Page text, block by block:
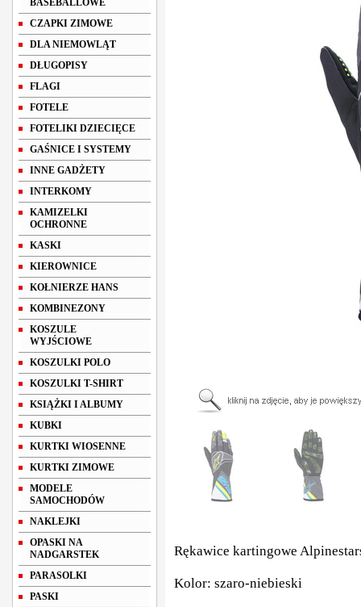
BASEBALLOWE
CZAPKI ZIMOWE
DLA NIEMOWLĄT
DŁUGOPISY
FLAGI
FOTELE
FOTELIKI DZIECIĘCE
GAŚNICE I SYSTEMY
INNE GADŻETY
INTERKOMY
KAMIZELKI
OCHRONNE
KASKI
KIEROWNICE
KOŁNIERZE HANS
KOMBINEZONY
KOSZULE
WYJŚCIOWE
KOSZULKI POLO
KOSZULKI T-SHIRT
KSIĄŻKI I ALBUMY
KUBKI
KURTKI WIOSENNE
KURTKI ZIMOWE
MODELE
SAMOCHODÓW
NAKLEJKI
OPASKI NA
NADGARSTEK
PARASOLKI
PASKI
Rękawice kartingowe
Kolor: szaro-niebieski